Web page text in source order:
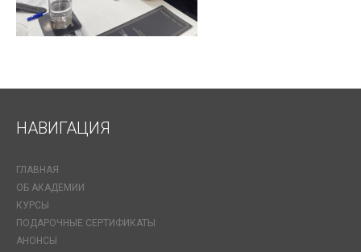
НАВИГАЦИЯ
ГЛАВНАЯ
ОБ АКАДЕМИИ
КУРСЫ
ПОДАРОЧНЫЕ СЕРТИФИКАТЫ
АНОНСЫ